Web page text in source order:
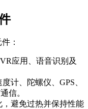
：
应用、语音识别及
计、陀螺仪、GPS、
信。
避免过热并保持性能